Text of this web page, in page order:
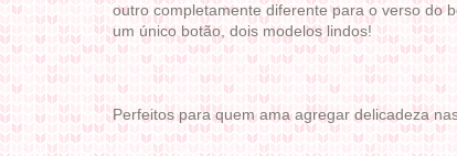
outro completamente diferente para o verso do
um único botão, dois modelos lindos!
Perfeitos para quem ama agregar delicadeza